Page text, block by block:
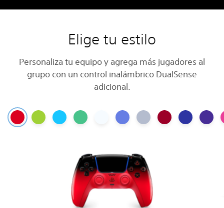
Elige tu estilo
Personaliza tu equipo y agrega más jugadores al
grupo con un control inalámbrico DualSense
adicional.